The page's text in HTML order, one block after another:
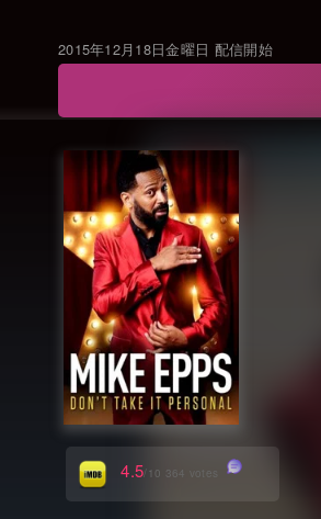
2015年12月18日金曜日 配信開始
4.5 /10 364 votes